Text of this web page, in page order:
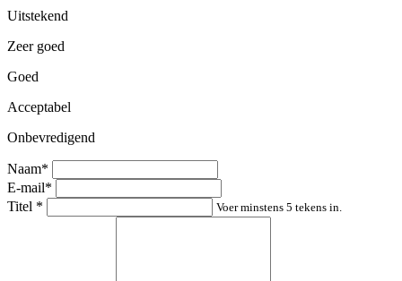
Uitstekend
Zeer goed
Goed
Acceptabel
Onbevredigend
Naam*
E-mail*
Titel * Voer minstens 5 tekens in.